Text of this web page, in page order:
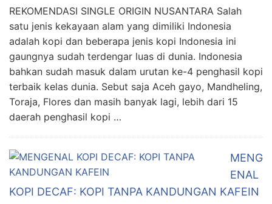
REKOMENDASI SINGLE ORIGIN NUSANTARA Salah
satu jenis kekayaan alam yang dimiliki Indonesia
adalah kopi dan beberapa jenis kopi Indonesia ini
gaungnya sudah terdengar luas di dunia. Indonesia
bahkan sudah masuk dalam urutan ke-4 penghasil kopi
terbaik kelas dunia. Sebut saja Aceh gayo, Mandheling,
Toraja, Flores dan masih banyak lagi, lebih dari 15
daerah penghasil kopi …
MENG
ENAL
KOPI DECAF: KOPI TANPA KANDUNGAN KAFEIN